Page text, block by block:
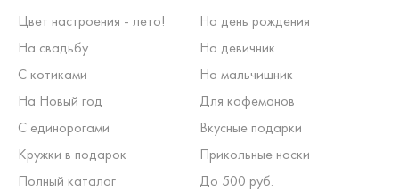
Цвет настроения - лето!
На день рождения
На свадьбу
На девичник
С котиками
На мальчишник
На Новый год
Для кофеманов
С единорогами
Вкусные подарки
Кружки в подарок
Прикольные носки
Полный каталог
До 500 руб.